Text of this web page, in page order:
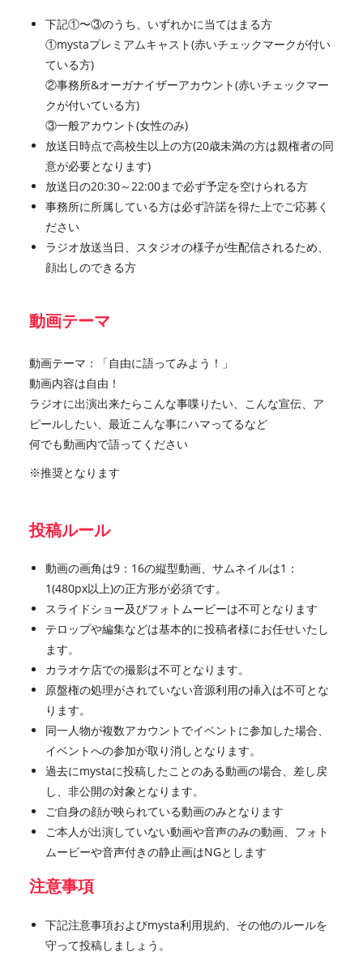
下記①〜③のうち、いずれかに当てはまる方
①mystaプレミアムキャスト(赤いチェックマークが付い
ている方)
②事務所&オーガナイザーアカウント(赤いチェックマー
クが付いている方)
③一般アカウント(女性のみ)
放送日時点で高校生以上の方(20歳未満の方は親権者の同
意が必要となります)
放送日の20:30～22:00まで必ず予定を空けられる方
事務所に所属している方は必ず許諾を得た上でご応募く
ださい
ラジオ放送当日、スタジオの様子が生配信されるため、
顔出しのできる方
動画テーマ
動画テーマ：「自由に語ってみよう！」
動画内容は自由！
ラジオに出演出来たらこんな事喋りたい、こんな宣伝、ア
ピールしたい、最近こんな事にハマってるなど
何でも動画内で語ってください
※推奨となります
投稿ルール
動画の画角は9：16の縦型動画、サムネイルは1：
1(480px以上)の正方形が必須です。
スライドショー及びフォトムービーは不可となります
テロップや編集などは基本的に投稿者様にお任せいたし
ます。
カラオケ店での撮影は不可となります。
原盤権の処理がされていない音源利用の挿入は不可とな
ります。
同一人物が複数アカウントでイベントに参加した場合、
イベントへの参加が取り消しとなります。
過去にmystaに投稿したことのある動画の場合、差し戻
し、非公開の対象となります。
ご自身の顔が映られている動画のみとなります
ご本人が出演していない動画や音声のみの動画、フォト
ムービーや音声付きの静止画はNGとします
注意事項
下記注意事項およびmysta利用規約、その他のルールを
守って投稿しましょう。